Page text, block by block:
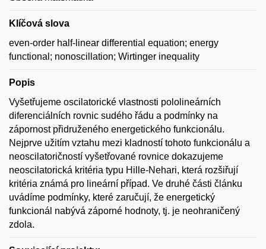
Klíčová slova
even-order half-linear differential equation; energy
functional; nonoscillation; Wirtinger inequality
Popis
Vyšetřujeme oscilatorické vlastnosti pololineárních
diferenciálních rovnic sudého řádu a podmínky na
zápornost přidruženého energetického funkcionálu.
Nejprve užitím vztahu mezi kladností tohoto funkcionálu a
neoscilatoričností vyšetřované rovnice dokazujeme
neoscilatorická kritéria typu Hille-Nehari, která rozšiřují
kritéria známá pro lineární případ. Ve druhé části článku
uvádíme podmínky, které zaručují, že energetický
funkcionál nabývá záporné hodnoty, tj. je neohraničený
zdola.